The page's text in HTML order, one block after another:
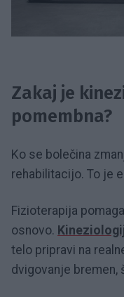
Zakaj je
pomembna?
Ko se bolečina
rehabilitacijo. To je
Fizioterapija
osnovo.
telo pripravi na
dvigovanje bremen,